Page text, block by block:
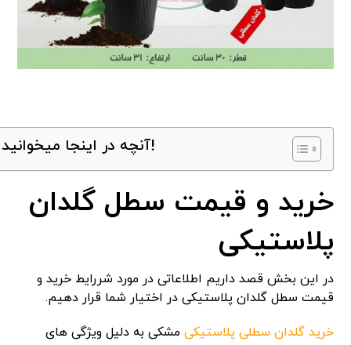
آنچه در اینجا میخوانید!
خرید و قیمت سطل گلدان
پلاستیکی
در این بخش قصد داریم اطلاعاتی در مورد شررایط خرید و
قیمت سطل گلدان پلاستیکی در اختیار شما قرار دهیم.
خرید گلدان سطلی پلاستیکی مشکی به دلیل ویژگی های